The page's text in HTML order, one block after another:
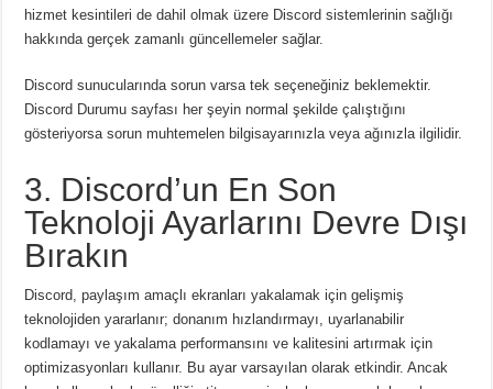
hizmet kesintileri de dahil olmak üzere Discord sistemlerinin sağlığı
hakkında gerçek zamanlı güncellemeler sağlar.
Discord sunucularında sorun varsa tek seçeneğiniz beklemektir.
Discord Durumu sayfası her şeyin normal şekilde çalıştığını
gösteriyorsa sorun muhtemelen bilgisayarınızla veya ağınızla ilgilidir.
3. Discord’un En Son
Teknoloji Ayarlarını Devre Dışı
Bırakın
Discord, paylaşım amaçlı ekranları yakalamak için gelişmiş
teknolojiden yararlanır; donanım hızlandırmayı, uyarlanabilir
kodlamayı ve yakalama performansını ve kalitesini artırmak için
optimizasyonları kullanır. Bu ayar varsayılan olarak etkindir.Ancak